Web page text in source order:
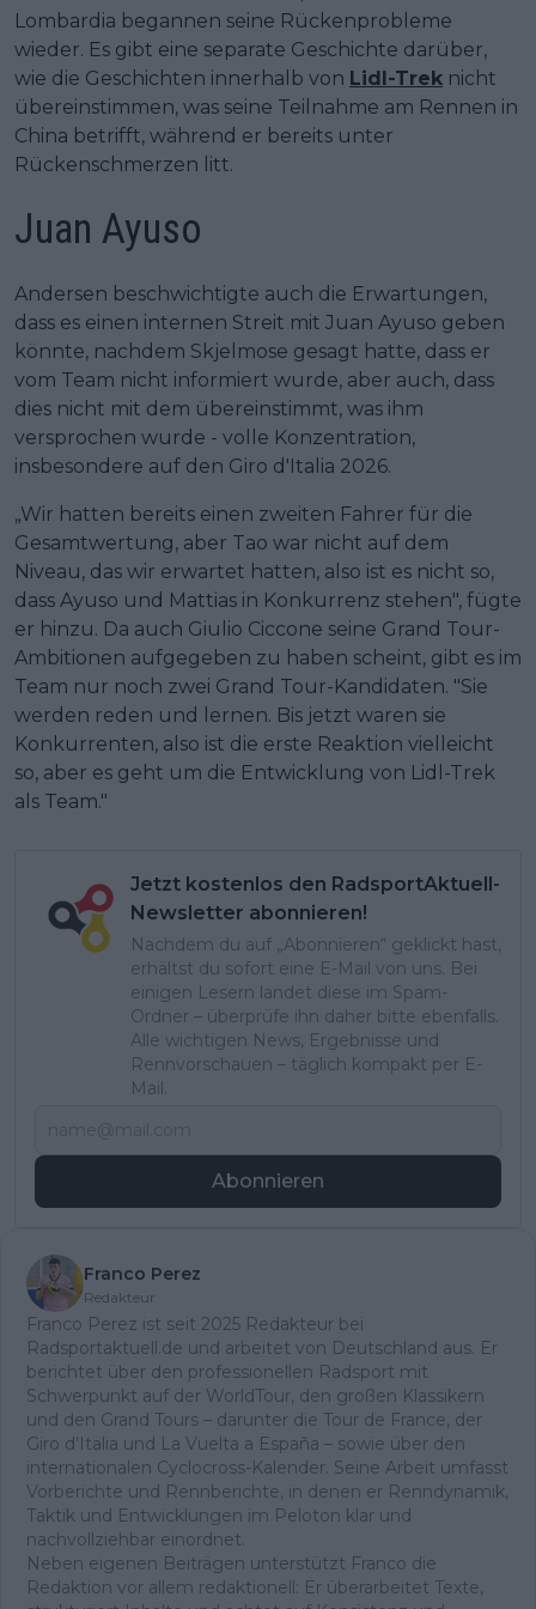
Lombardia begannen seine Rückenprobleme
wieder. Es gibt eine separate Geschichte darüber,
wie die Geschichten innerhalb von Lidl-Trek nicht
übereinstimmen, was seine Teilnahme am Rennen in
China betrifft, während er bereits unter
Rückenschmerzen litt.
Juan Ayuso
Andersen beschwichtigte auch die Erwartungen,
dass es einen internen Streit mit Juan Ayuso geben
könnte, nachdem Skjelmose gesagt hatte, dass er
vom Team nicht informiert wurde, aber auch, dass
dies nicht mit dem übereinstimmt, was ihm
versprochen wurde - volle Konzentration,
insbesondere auf den Giro d'Italia 2026.
„Wir hatten bereits einen zweiten Fahrer für die
Gesamtwertung, aber Tao war nicht auf dem
Niveau, das wir erwartet hatten, also ist es nicht so,
dass Ayuso und Mattias in Konkurrenz stehen", fügte
er hinzu. Da auch Giulio Ciccone seine Grand Tour-
Ambitionen aufgegeben zu haben scheint, gibt es im
Team nur noch zwei Grand Tour-Kandidaten. "Sie
werden reden und lernen. Bis jetzt waren sie
Konkurrenten, also ist die erste Reaktion vielleicht
so, aber es geht um die Entwicklung von Lidl-Trek
als Team."
Jetzt kostenlos den RadsportAktuell-
Newsletter abonnieren!
Nachdem du auf „Abonnieren“ geklickt hast,
erhältst du sofort eine E-Mail von uns. Bei
einigen Lesern landet diese im Spam-
Ordner – überprüfe ihn daher bitte ebenfalls.
Alle wichtigen News, Ergebnisse und
Rennvorschauen – täglich kompakt per E-
Mail.
Abonnieren
Franco Perez
Redakteur
Franco Perez ist seit 2025 Redakteur bei
Radsportaktuell.de und arbeitet von Deutschland aus. Er
berichtet über den professionellen Radsport mit
Schwerpunkt auf der WorldTour, den großen Klassikern
und den Grand Tours – darunter die Tour de France, der
Giro d’Italia und La Vuelta a España – sowie über den
internationalen Cyclocross-Kalender. Seine Arbeit umfasst
Vorberichte und Rennberichte, in denen er Renndynamik,
Taktik und Entwicklungen im Peloton klar und
nachvollziehbar einordnet.
Neben eigenen Beiträgen unterstützt Franco die
Redaktion vor allem redaktionell: Er überarbeitet Texte,